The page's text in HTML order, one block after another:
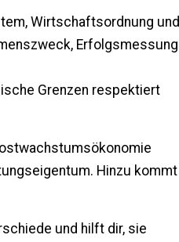
Wirtschaftsordnung und
Erfolgsmessung
Grenzen respektiert
Hinzu kommt
und hilft dir, sie